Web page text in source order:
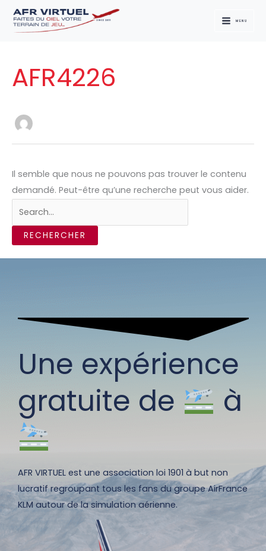
Aller
MENU
AFR4226
Il semble que nous ne pouvons pas trouver le contenu
demandé. Peut-être qu’une recherche peut vous aider.
Une expérience
gratuite de
à
AFR VIRTUEL est une association loi 1901 à but non
lucratif regroupant tous les fans du groupe AirFrance
KLM autour de la simulation aérienne.